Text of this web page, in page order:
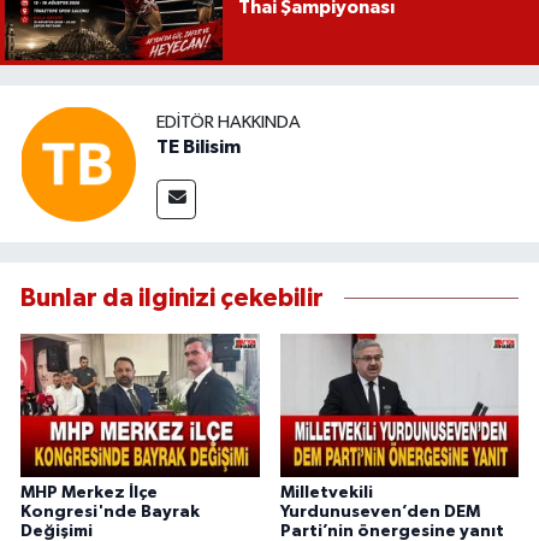
Thai Şampiyonası
EDITÖR HAKKINDA
TE Bilisim
Bunlar da ilginizi çekebilir
MHP Merkez İlçe
Kongresi'nde Bayrak
Değişimi
Milletvekili
Yurdunuseven’den DEM
Parti’nin önergesine yanıt